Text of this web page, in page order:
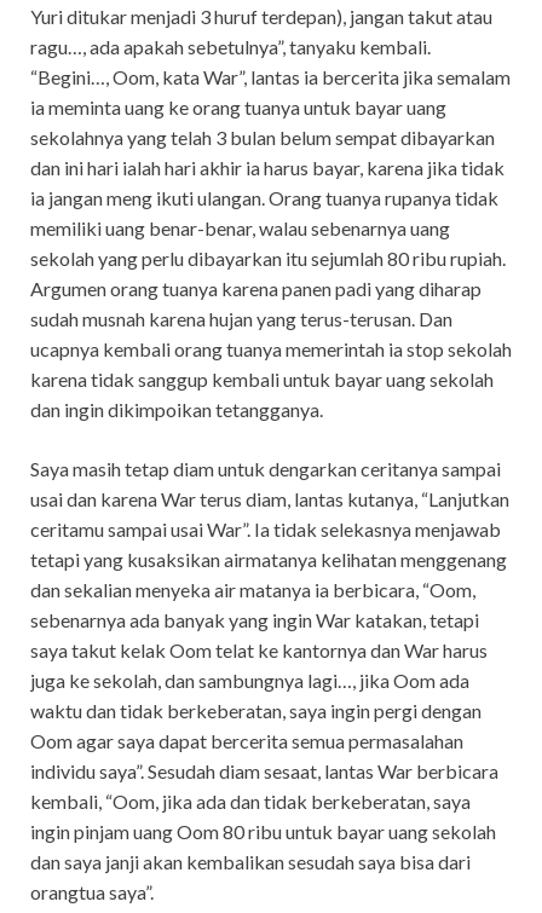
Yuri ditukar menjadi 3 huruf terdepan), jangan takut atau
ragu…, ada apakah sebetulnya”, tanyaku kembali.
“Begini…, Oom, kata War”, lantas ia bercerita jika semalam
ia meminta uang ke orang tuanya untuk bayar uang
sekolahnya yang telah 3 bulan belum sempat dibayarkan
dan ini hari ialah hari akhir ia harus bayar, karena jika tidak
ia jangan meng ikuti ulangan. Orang tuanya rupanya tidak
memiliki uang benar-benar, walau sebenarnya uang
sekolah yang perlu dibayarkan itu sejumlah 80 ribu rupiah.
Argumen orang tuanya karena panen padi yang diharap
sudah musnah karena hujan yang terus-terusan. Dan
ucapnya kembali orang tuanya memerintah ia stop sekolah
karena tidak sanggup kembali untuk bayar uang sekolah
dan ingin dikimpoikan tetangganya.
Saya masih tetap diam untuk dengarkan ceritanya sampai
usai dan karena War terus diam, lantas kutanya, “Lanjutkan
ceritamu sampai usai War”. Ia tidak selekasnya menjawab
tetapi yang kusaksikan airmatanya kelihatan menggenang
dan sekalian menyeka air matanya ia berbicara, “Oom,
sebenarnya ada banyak yang ingin War katakan, tetapi
saya takut kelak Oom telat ke kantornya dan War harus
juga ke sekolah, dan sambungnya lagi…, jika Oom ada
waktu dan tidak berkeberatan, saya ingin pergi dengan
Oom agar saya dapat bercerita semua permasalahan
individu saya”. Sesudah diam sesaat, lantas War berbicara
kembali, “Oom, jika ada dan tidak berkeberatan, saya
ingin pinjam uang Oom 80 ribu untuk bayar uang sekolah
dan saya janji akan kembalikan sesudah saya bisa dari
orangtua saya”.